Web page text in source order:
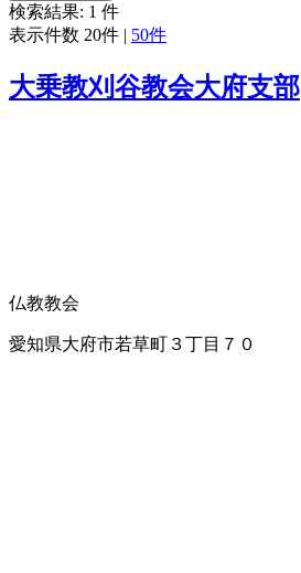
検索結果: 1 件
表示件数 20件 | 50件
大乗教刈谷教会大府支部
仏教教会
愛知県大府市若草町３丁目７０